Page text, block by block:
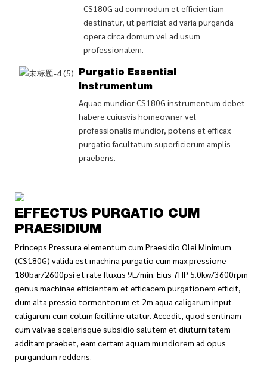
CS180G ad commodum et efficientiam
destinatur, ut perficiat ad varia purganda
opera circa domum vel ad usum
professionalem.
Purgatio Essential
Instrumentum
Aquae mundior CS180G instrumentum debet
habere cuiusvis homeowner vel
professionalis mundior, potens et efficax
purgatio facultatum superficierum amplis
praebens.
EFFECTUS PURGATIO CUM
PRAESIDIUM
Princeps Pressura elementum cum Praesidio Olei Minimum
(CS180G) valida est machina purgatio cum max pressione
180bar/2600psi et rate fluxus 9L/min. Eius 7HP 5.0kw/3600rpm
genus machinae efficientem et efficacem purgationem efficit,
dum alta pressio tormentorum et 2m aqua caligarum input
caligarum cum colum facillime utatur. Accedit, quod sentinam
cum valvae scelerisque subsidio salutem et diuturnitatem
additam praebet, eam certam aquam mundiorem ad opus
purgandum reddens.